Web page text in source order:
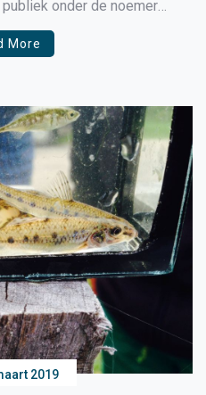
onder de noemer
van deze bedrijven is van
Alweer voor de vierde
More
2019